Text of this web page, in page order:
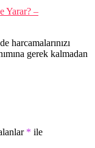
Yarar? –
harcamalarınızı
gerek kalmadan
* ile